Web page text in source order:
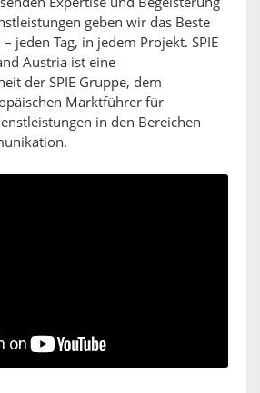
geben wir das Beste
jeden Tag, in jedem Projekt. SPIE
Austria ist eine
der SPIE Gruppe, dem
Marktführer für
in den Bereichen